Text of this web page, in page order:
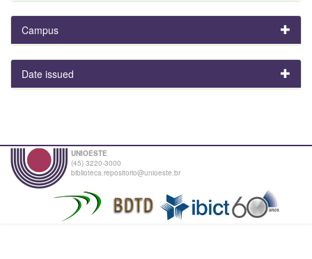
Campus
Date issued
UNIOESTE
(45) 3220-3000
biblioteca.repositorio@unioeste.br